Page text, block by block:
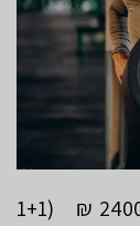
מדרסים מאוחדת 750 ₪ בלבד במקום 2400 ₪ (1+1